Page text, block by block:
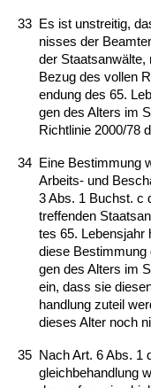
33 Es ist un­strei­tig,
nis­ses der
der Staats­anwälte,
Be­zug des vol­len
endung des 65.
gen des Al­ters im
Richt­li­nie 2000/78
34 Ei­ne Be­stim­mung
Ar­beits- und
3 Abs. 1 Buchst. c
tref­fen­den
tes 65. Le­bens­jahr
die­se
gen des Al­ters im
ein, dass sie
hand­lung zu­teil
die­ses Al­ter noch
35 Nach Art. 6 Abs. 1
gleich­be­hand­lung